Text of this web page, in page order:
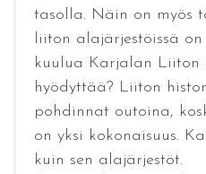
tasolla. Näin on myös
liiton alajärjestöissä
kuulua Karjalan Liiton
hyödyttää? Liiton
pohdinnat outoina,
on yksi kokonaisuus.
kuin sen alajärjestöt.